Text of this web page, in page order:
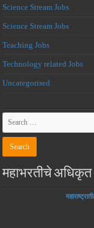
Science Stream Jobs
Science Stream Jobs
Teaching Jobs
Technology related Jobs
Uncategorised
महाभरतीचे